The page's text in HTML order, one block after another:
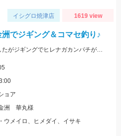
イシグロ焼津店 1619 view
でジギング＆コマセ釣り♪
コマセ釣りはあまり釣れませんでしたがジギングでヒレナガカンパチが連発しました！
ョア
洲 華丸様
ウメイロ、ヒメダイ、イサキ